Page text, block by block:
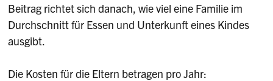
Beitrag richtet sich danach, wie viel eine Familie im
Durchschnitt für Essen und Unterkunft eines Kindes
ausgibt.
Die Kosten für die Eltern betragen pro Jahr: